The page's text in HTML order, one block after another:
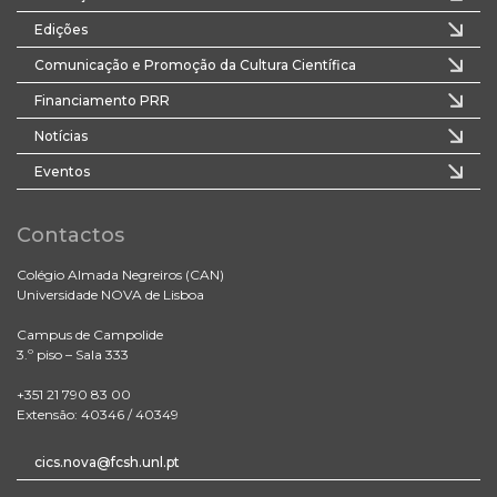
Edições
Comunicação e Promoção da Cultura Científica
Financiamento PRR
Notícias
Eventos
Contactos
Colégio Almada Negreiros (CAN)
Universidade NOVA de Lisboa
Campus de Campolide
3.º piso – Sala 333
+351 21 790 83 00
Extensão: 40346 / 40349
cics.nova@fcsh.unl.pt